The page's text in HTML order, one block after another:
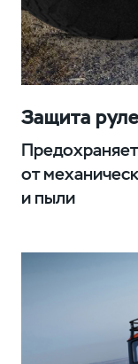
Защита
от
и пыли